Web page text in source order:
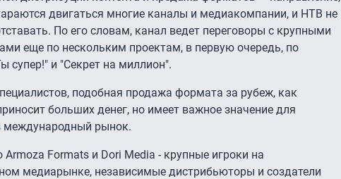
двигаться многие каналы и медиакомпании, и НТВ не
По его словам, канал ведет переговоры с крупными
еще по нескольким проектам, в первую очередь, по
супер!" и "Секрет на миллион".
подобная продажа формата за рубеж, как
больших денег, но имеет важное значение для
международный рынок.
Armoza Formats и Dori Media - крупные игроки на
медиарынке, независимые дистрибьюторы и создатели